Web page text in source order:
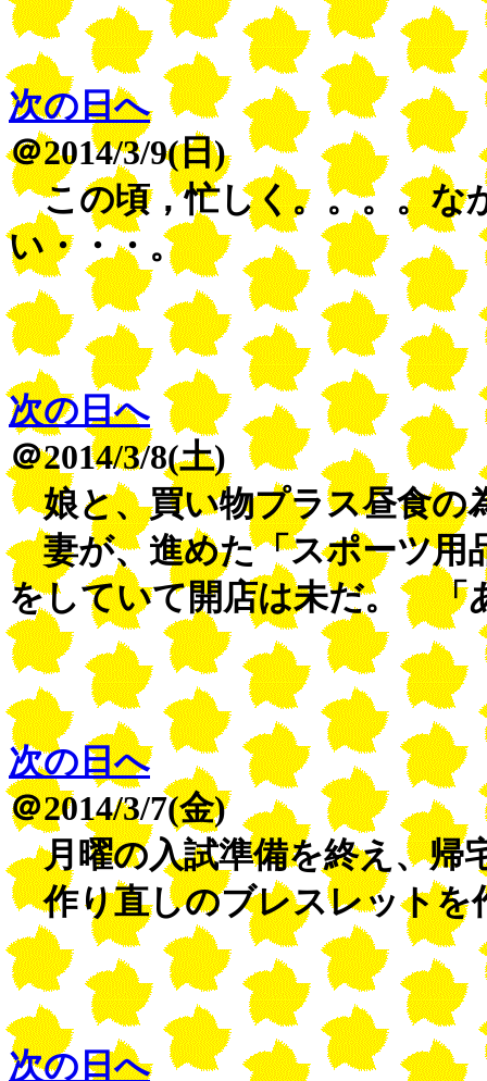
次の日へ
＠2014/3/9(日)
この頃，忙しく。。。。な
い・・・。
次の日へ
＠2014/3/8(土)
娘と、買い物プラス昼食の
妻が、進めた「スポーツ用
をしていて開店は未だ。 「
次の日へ
＠2014/3/7(金)
月曜の入試準備を終え、帰
作り直しのブレスレットを
次の日へ